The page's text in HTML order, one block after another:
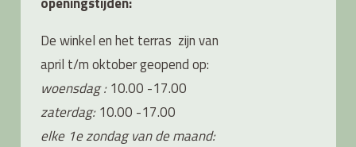
De winkel en het terras zijn van
april t/m oktober geopend op:
woensdag :10.00 -17.00
zaterdag: 10.00 -17.00
elke 1e zondag van de maand: